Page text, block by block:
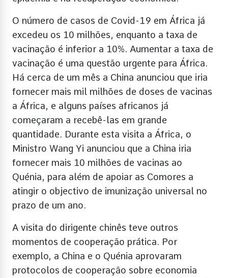
O número de casos de Covid-19 em África já
excedeu os 10 milhões, enquanto a taxa de
vacinação é inferior a 10%. Aumentar a taxa de
vacinação é uma questão urgente para África.
Há cerca de um mês a China anunciou que iria
fornecer mais mil milhões de doses de vacinas
a África, e alguns países africanos já
começaram a recebê-las em grande
quantidade. Durante esta visita a África, o
Ministro Wang Yi anunciou que a China iria
fornecer mais 10 milhões de vacinas ao
Quénia, para além de apoiar as Comores a
atingir o objectivo de imunização universal no
prazo de um ano.
A visita do dirigente chinês teve outros
momentos de cooperação prática. Por
exemplo, a China e o Quénia aprovaram
protocolos de cooperação sobre economia